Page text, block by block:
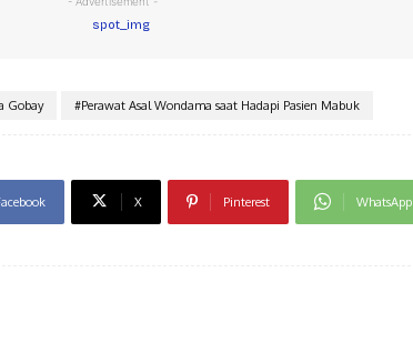
Gobay #Perawat Asal Wondama saat Hadapi Pasien Mabuk
X Pinterest WhatsApp